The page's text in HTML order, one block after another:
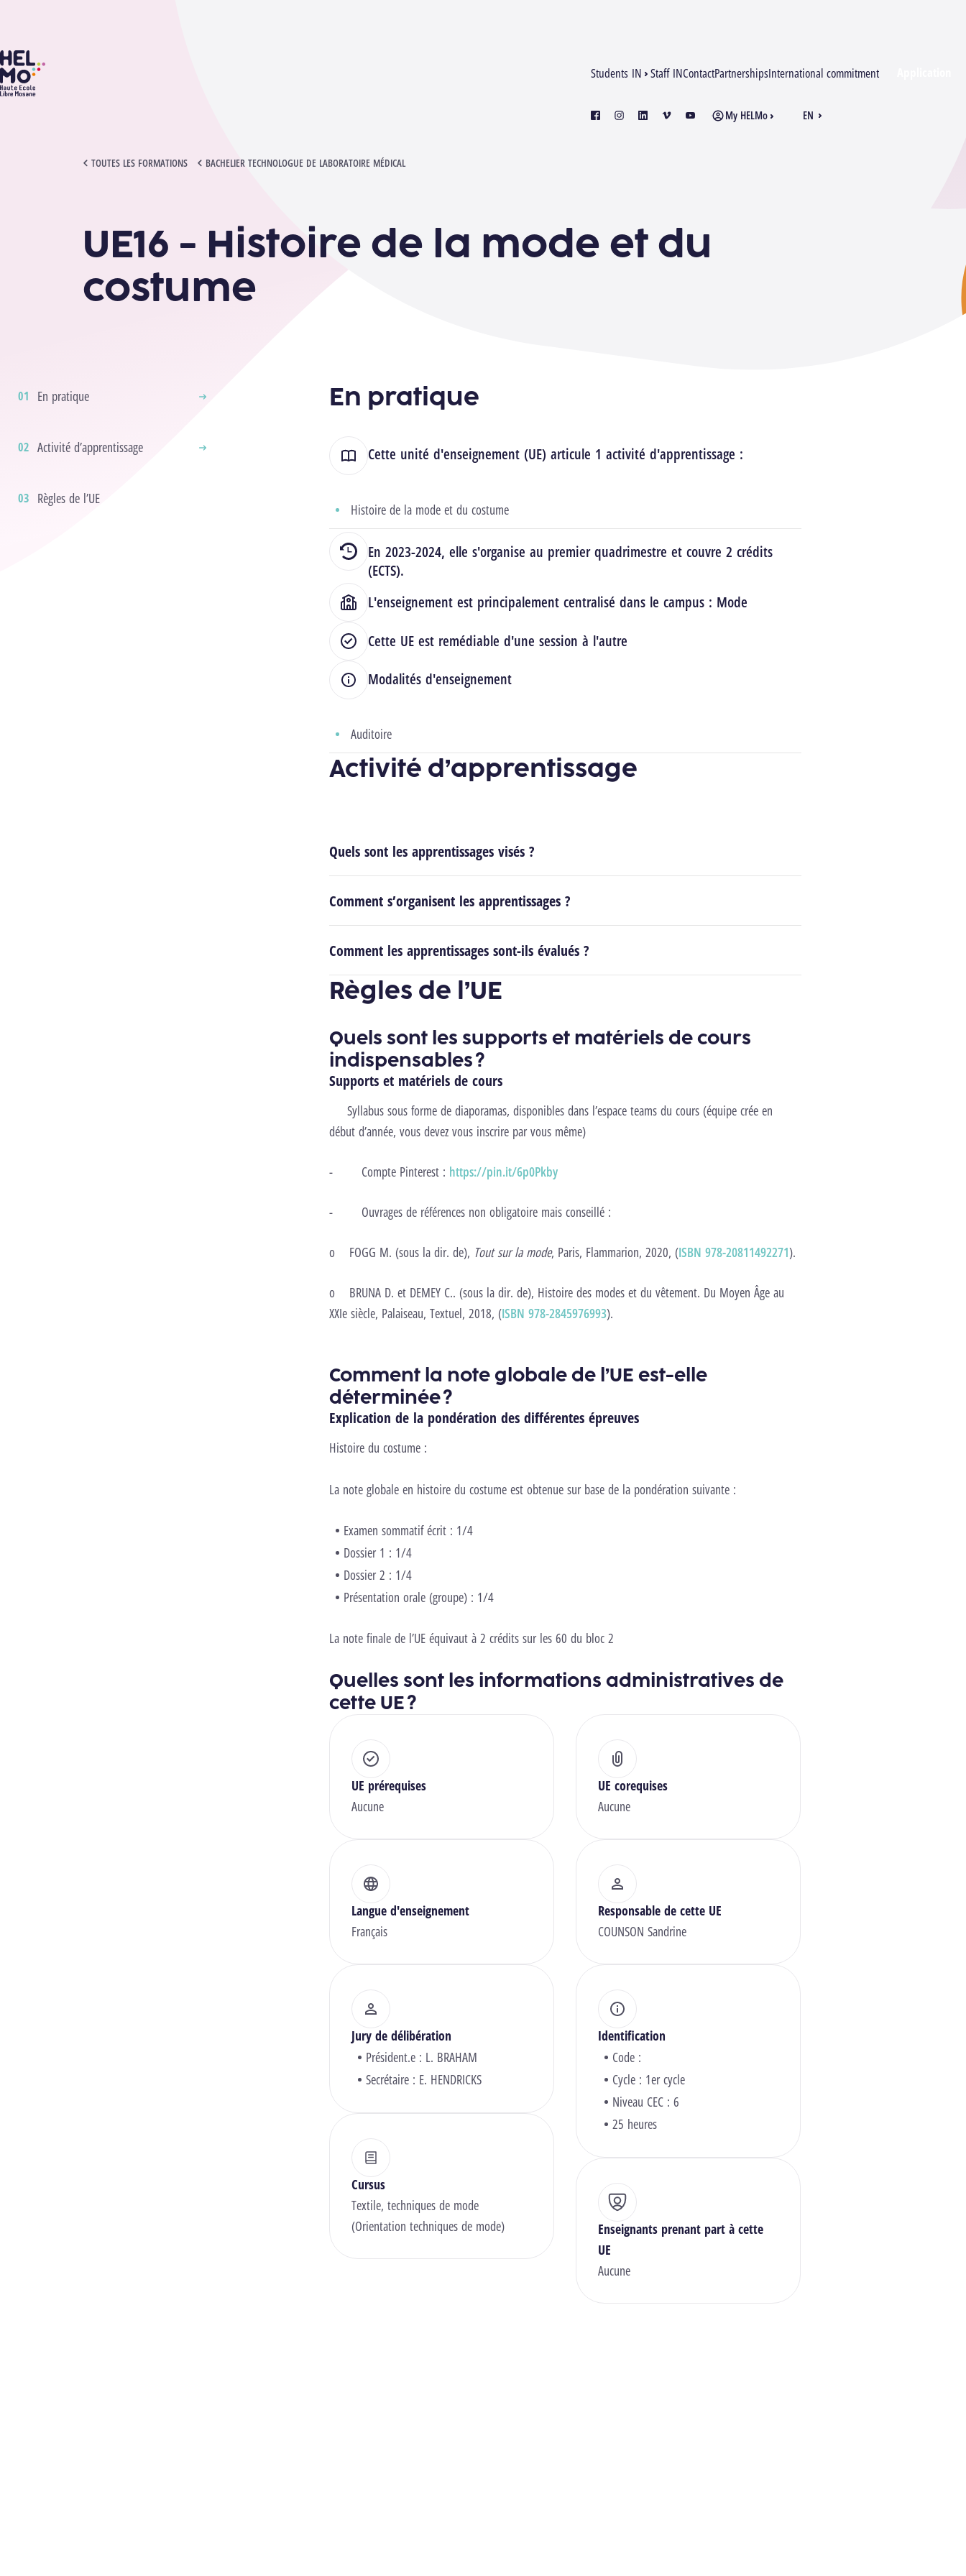
HELMo
Students IN Staff INContactPartnershipsInternational commitment
My HELMo
facebookinstagramlinkedinvimeo youtube
EN
TOUTES LES FORMATIONS BACHELIER TECHNOLOGUE DE LABORATOIRE MÉDICAL
UE16 - HISTOIRE DE LA MODE ET DU COSTUME
UE16 - Histoire de la mode et du
costume
En pratique
Activité d’apprentissage
Règles de l’UE
En pratique
Cette unité d'enseignement (UE) articule 1 activité d'apprentissage :
Histoire de la mode et du costume
En 2023-2024, elle s'organise au premier quadrimestre et couvre 2 crédits
(ECTS).
L'enseignement est principalement centralisé dans le campus : Mode
Cette UE est remédiable d'une session à l'autre
Modalités d'enseignement
Auditoire
Activité d’apprentissage
Quels sont les apprentissages visés ?
Comment s’organisent les apprentissages ?
Comment les apprentissages sont-ils évalués ?
Règles de l’UE
Quels sont les supports et matériels de cours
indispensables ?
Supports et matériels de cours
Syllabus sous forme de diaporamas, disponibles dans l’espace teams du cours (équipe crée en
début d’année, vous devez vous inscrire par vous même)
- Compte Pinterest : https://pin.it/6p0Pkby
- Ouvrages de références non obligatoire mais conseillé :
o FOGG M. (sous la dir. de), Tout sur la mode, Paris, Flammarion, 2020, (ISBN 978-20811492271).
o
BRUNA D. et DEMEY C.. (sous la dir. de), Histoire des modes et du vêtement. Du Moyen Âge au
XXIe siècle, Palaiseau, Textuel, 2018, (ISBN 978-2845976993).
Comment la note globale de l’UE est-elle
déterminée ?
Explication de la pondération des différentes épreuves
Histoire du costume :
La note globale en histoire du costume est obtenue sur base de la pondération suivante :
Examen sommatif écrit : 1/4
Dossier 1 : 1/4
Dossier 2 : 1/4
Présentation orale (groupe) : 1/4
La note finale de l’UE équivaut à 2 crédits sur les 60 du bloc 2
Quelles sont les informations administratives de
cette UE ?
UE prérequises
Aucune
UE corequises
Aucune
Langue d'enseignement
Français
Responsable de cette UE
COUNSON Sandrine
Jury de délibération
Président.e : L. BRAHAM
Secrétaire : E. HENDRICKS
Identification
Code :
Cycle : 1er cycle
Niveau CEC : 6
25 heures
Cursus
Textile, techniques de mode
(Orientation techniques de mode)
Enseignants prenant part à cette
UE
Aucune